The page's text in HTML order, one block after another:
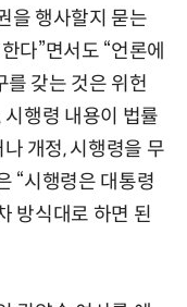
을 행사할지 묻는
다”면서도 “언론에
를 갖는 것은 위헌
시행령 내용이 법률
개정, 시행령을 무
“시행령은 대통령
방식대로 하면 된